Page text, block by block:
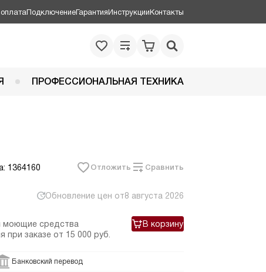
ПодключениеГарантияИнструкцииКонтакты
ПРОФЕССИОНАЛЬНАЯ ТЕХНИКА
1364160 Отложить Сравнить
Обновление цен от8 августа 2026
моющие средства
при заказе от 15 000 руб.
В корзину
Банковский перевод